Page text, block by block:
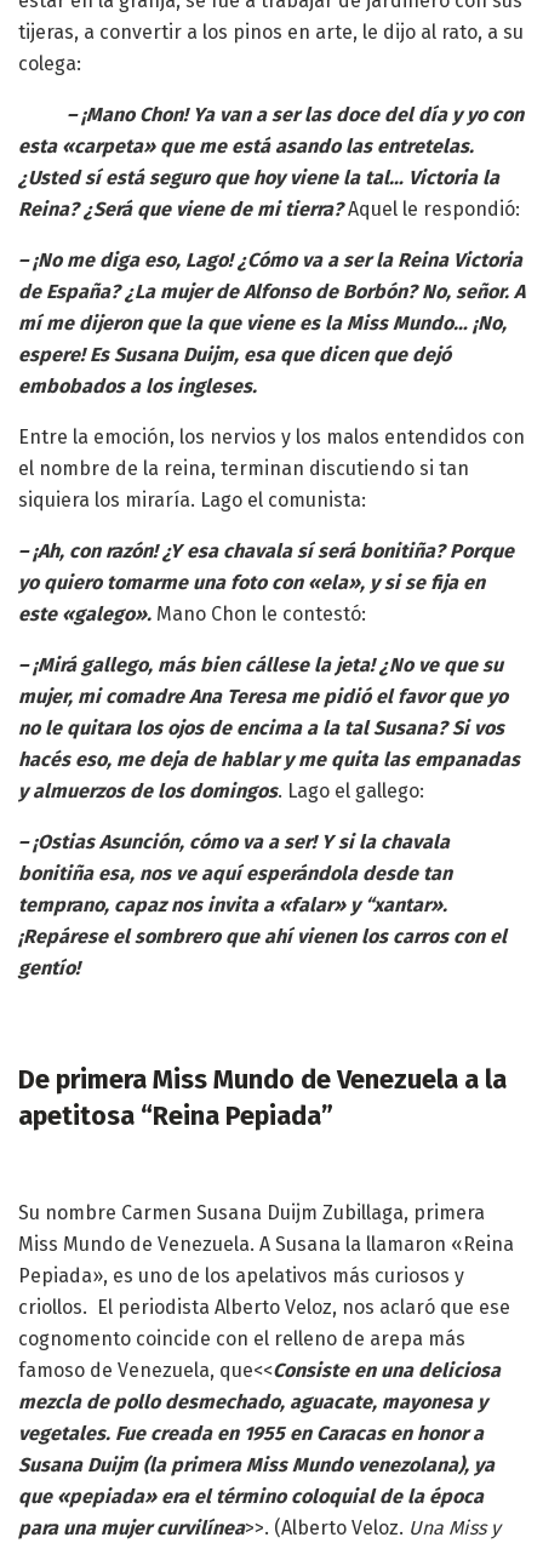
tijeras, a convertir a los pinos en arte, le dijo al rato, a su
colega:
– ¡Mano Chon! Ya van a ser las doce del día y yo con
esta «carpeta» que me está asando las entretelas.
¿Usted sí está seguro que hoy viene la tal… Victoria la
Reina? ¿Será que viene de mi tierra?Aquel le respondió:
– ¡No me diga eso, Lago! ¿Cómo va a ser la Reina Victoria
de España? ¿La mujer de Alfonso de Borbón? No, señor. A
mí me dijeron que la que viene es la Miss Mundo… ¡No,
espere! Es Susana Duijm, esa que dicen que dejó
embobados a los ingleses.
Entre la emoción, los nervios y los malos entendidos con
el nombre de la reina, terminan discutiendo si tan
siquiera los miraría. Lago el comunista:
– ¡Ah, con razón! ¿Y esa chavala sí será bonitiña? Porque
yo quiero tomarme una foto con «ela», y si se fija en
este «galego». Mano Chon le contestó:
– ¡Mirá gallego, más bien cállese la jeta! ¿No ve que su
mujer, mi comadre Ana Teresa me pidió el favor que yo
no le quitara los ojos de encima a la tal Susana? Si vos
hacés eso, me deja de hablar y me quita las empanadas
y almuerzos de los domingos. Lago el gallego:
– ¡Ostias Asunción, cómo va a ser! Y si la chavala
bonitiña esa, nos ve aquí esperándola desde tan
temprano, capaz nos invita a «falar» y “xantar».
¡Repárese el sombrero que ahí vienen los carros con el
gentío!
De primera Miss Mundo de Venezuela a la
apetitosa “Reina Pepiada”
Su nombre Carmen Susana Duijm Zubillaga, primera
Miss Mundo de Venezuela. A Susana la llamaron «Reina
Pepiada», es uno de los apelativos más curiosos y
criollos. El periodista Alberto Veloz, nos aclaró que ese
cognomento coincide con el relleno de arepa más
famoso de Venezuela, que<<Consiste en una deliciosa
mezcla de pollo desmechado, aguacate, mayonesa y
vegetales. Fue creada en 1955 en Caracas en honor a
Susana Duijm (la primera Miss Mundo venezolana), ya
que «pepiada» era el término coloquial de la época
para una mujer curvilínea>>. (Alberto Veloz. Una Miss y